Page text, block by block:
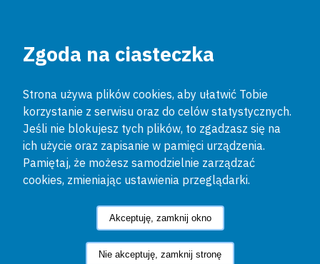
Zgoda na ciasteczka
Strona używa plików cookies, aby ułatwić Tobie
korzystanie z serwisu oraz do celów statystycznych.
Jeśli nie blokujesz tych plików, to zgadzasz się na
ich użycie oraz zapisanie w pamięci urządzenia.
Pamiętaj, że możesz samodzielnie zarządzać
cookies, zmieniając ustawienia przeglądarki.
Akceptuję, zamknij okno
Nie akceptuję, zamknij stronę